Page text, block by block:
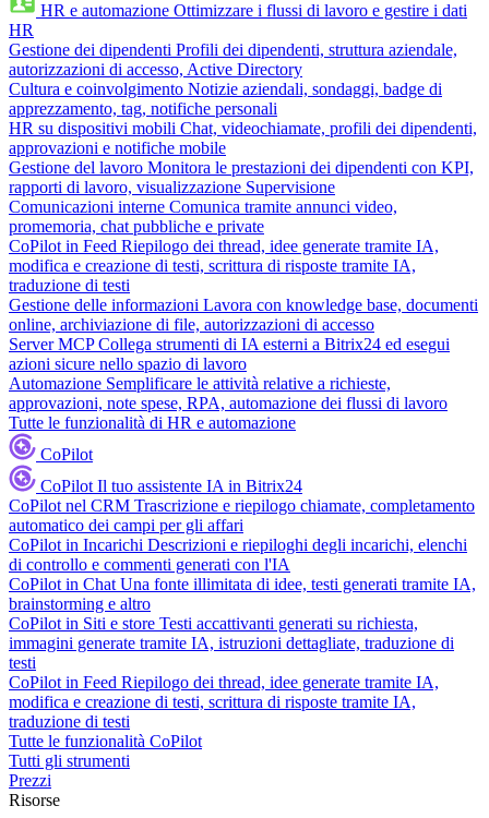
HR e automazione Ottimizzare i flussi di lavoro e gestire i dati
HR
Gestione dei dipendenti Profili dei dipendenti, struttura aziendale,
autorizzazioni di accesso, Active Directory
Cultura e coinvolgimento Notizie aziendali, sondaggi, badge di
apprezzamento, tag, notifiche personali
HR su dispositivi mobili Chat, videochiamate, profili dei dipendenti,
approvazioni e notifiche mobile
Gestione del lavoro Monitora le prestazioni dei dipendenti con KPI,
rapporti di lavoro, visualizzazione Supervisione
Comunicazioni interne Comunica tramite annunci video,
promemoria, chat pubbliche e private
CoPilot in Feed Riepilogo dei thread, idee generate tramite IA,
modifica e creazione di testi, scrittura di risposte tramite IA,
traduzione di testi
Gestione delle informazioni Lavora con knowledge base, documenti
online, archiviazione di file, autorizzazioni di accesso
Server MCP Collega strumenti di IA esterni a Bitrix24 ed esegui
azioni sicure nello spazio di lavoro
Automazione Semplificare le attività relative a richieste,
approvazioni, note spese, RPA, automazione dei flussi di lavoro
Tutte le funzionalità di HR e automazione
CoPilot
CoPilot Il tuo assistente IA in Bitrix24
CoPilot nel CRM Trascrizione e riepilogo chiamate, completamento
automatico dei campi per gli affari
CoPilot in Incarichi Descrizioni e riepiloghi degli incarichi, elenchi
di controllo e commenti generati con l'IA
CoPilot in Chat Una fonte illimitata di idee, testi generati tramite IA,
brainstorming e altro
CoPilot in Siti e store Testi accattivanti generati su richiesta,
immagini generate tramite IA, istruzioni dettagliate, traduzione di
testi
CoPilot in Feed Riepilogo dei thread, idee generate tramite IA,
modifica e creazione di testi, scrittura di risposte tramite IA,
traduzione di testi
Tutte le funzionalità CoPilot
Tutti gli strumenti
Prezzi
Risorse